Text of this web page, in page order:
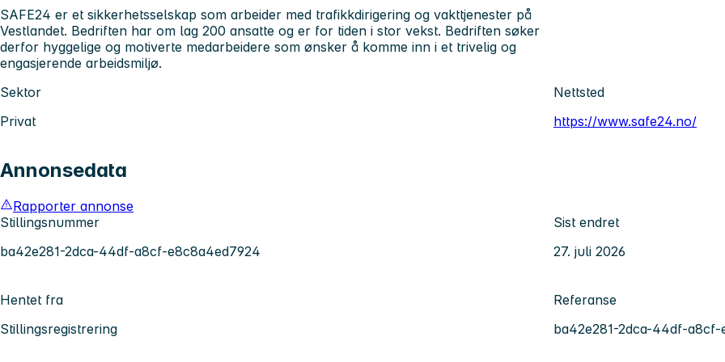
SAFE24 er et sikkerhetsselskap som arbeider med trafikkdirigering og vakttjenester på
Vestlandet. Bedriften har om lag 200 ansatte og er for tiden i stor vekst. Bedriften søker
derfor hyggelige og motiverte medarbeidere som ønsker å komme inn i et trivelig og
engasjerende arbeidsmiljø.
Sektor
Privat
Nettsted
https://www.safe24.no/
Annonsedata
Rapporter annonse
Stillingsnummer
ba42e281-2dca-44df-a8cf-e8c8a4ed7924
Sist endret
27. juli 2026
Hentet fra
Stillingsregistrering
Referanse
ba42e281-2dca-44df-a8cf-